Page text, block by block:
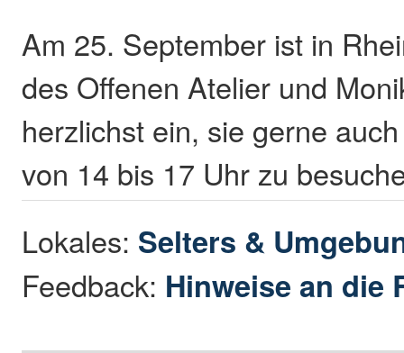
Am 25. September ist in
des Offenen Atelier und
herzlichst ein, sie gerne
von 14 bis 17 Uhr zu
Lokales: Selters &
Feedback: Hinweise an die